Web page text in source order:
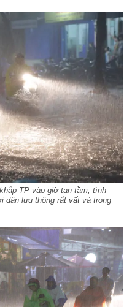
TP vào giờ tan tầm, tình
dân lưu thông rất vất và trong